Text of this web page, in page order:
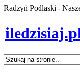
Radzyń Podlaski -